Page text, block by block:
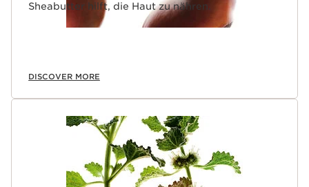
Sheabutter hilft, die Haut zu nähren.
DISCOVER MORE